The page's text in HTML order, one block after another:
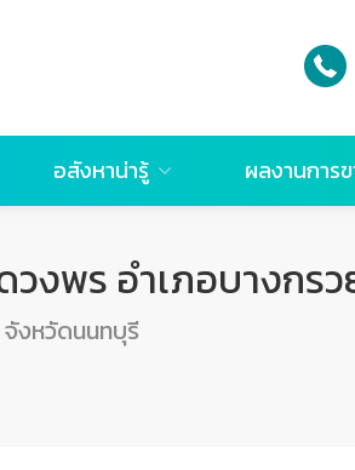
อสังหาน่ารู้ ผลงานการ
วงพร อำเภอบางกร
งหวัดนนทบุรี